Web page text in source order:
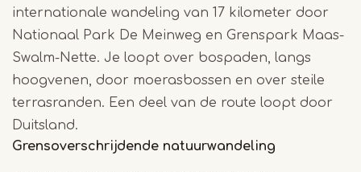
internationale wandeling van 17 kilometer door
Nationaal Park De Meinweg en Grenspark Maas-
Swalm-Nette. Je loopt over bospaden, langs
hoogvenen, door moerasbossen en over steile
terrasranden. Een deel van de route loopt door
Duitsland.
Grensoverschrijdende natuurwandeling